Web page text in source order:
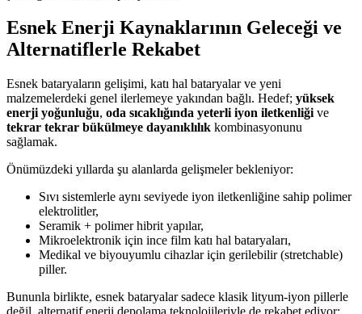
Esnek Enerji Kaynaklarının Geleceği ve
Alternatiflerle Rekabet
Esnek bataryaların gelişimi, katı hal bataryalar ve yeni
malzemelerdeki genel ilerlemeye yakından bağlı. Hedef; yüksek
enerji yoğunluğu, oda sıcaklığında yeterli iyon iletkenliği ve
tekrar tekrar bükülmeye dayanıklılık kombinasyonunu
sağlamak.
Önümüzdeki yıllarda şu alanlarda gelişmeler bekleniyor:
Sıvı sistemlerle aynı seviyede iyon iletkenliğine sahip polimer
elektrolitler,
Seramik + polimer hibrit yapılar,
Mikroelektronik için ince film katı hal bataryaları,
Medikal ve biyouyumlu cihazlar için gerilebilir (stretchable)
piller.
Bununla birlikte, esnek bataryalar sadece klasik lityum-iyon pillerle